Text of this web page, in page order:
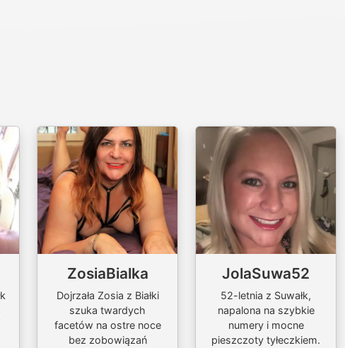
ZosiaBialka
Dojrzała Zosia z Białki
szuka twardych
facetów na ostre noce
bez zobowiązań
JolaSuwa52
52-letnia z Suwałk,
napalona na szybkie
numery i mocne
pieszczoty tyłeczkiem.